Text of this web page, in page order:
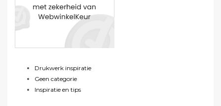
Drukwerk inspiratie
Geen categorie
Inspiratie en tips